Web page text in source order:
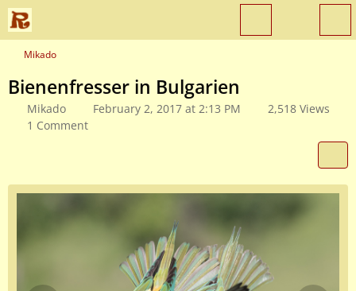
Mikado
Bienenfresser in Bulgarien
Mikado February 2, 2017 at 2:13 PM
2,518 Views
1 Comment